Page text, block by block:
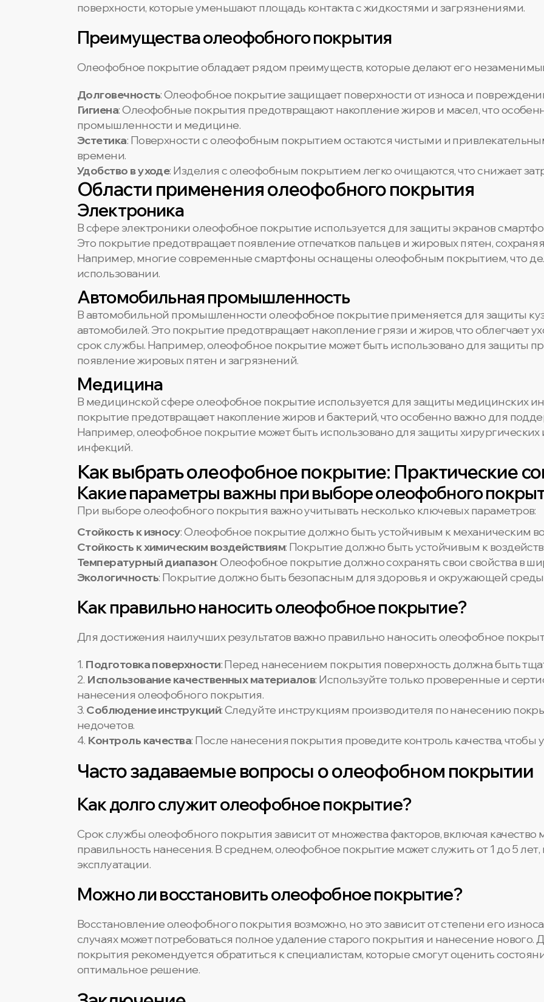
поверхности, которые уменьшают площадь контакта с жидкостями и загрязнениями.
Преимущества олеофобного покрытия
Олеофобное покрытие обладает рядом преимуществ, которые делают его
Долговечность: Олеофобное покрытие защищает поверхности от износа и
Гигиена: Олеофобные покрытия предотвращают накопление жиров и масел, что
промышленности и медицине.
Эстетика: Поверхности с олеофобным покрытием остаются чистыми и
времени.
Удобство в уходе: Изделия с олеофобным покрытием легко очищаются, что снижает
Области применения олеофобного покрытия
Электроника
В сфере электроники олеофобное покрытие используется для защиты экранов
Это покрытие предотвращает появление отпечатков пальцев и жировых пятен,
Например, многие современные смартфоны оснащены олеофобным покрытием, что
использовании.
Автомобильная промышленность
В автомобильной промышленности олеофобное покрытие применяется для защиты
автомобилей. Это покрытие предотвращает накопление грязи и жиров, что облегчает
срок службы. Например, олеофобное покрытие может быть использовано для защиты
появление жировых пятен и загрязнений.
Медицина
В медицинской сфере олеофобное покрытие используется для защиты медицинских
покрытие предотвращает накопление жиров и бактерий, что особенно важно для
Например, олеофобное покрытие может быть использовано для защиты хирургических
инфекций.
Как выбрать олеофобное покрытие: Практические
Какие параметры важны при выборе олеофобного
При выборе олеофобного покрытия важно учитывать несколько ключевых параметров:
Стойкость к износу: Олеофобное покрытие должно быть устойчивым к механическим
Стойкость к химическим воздействиям: Покрытие должно быть устойчивым к
Температурный диапазон: Олеофобное покрытие должно сохранять свои свойства в
Экологичность: Покрытие должно быть безопасным для здоровья и окружающей
Как правильно наносить олеофобное покрытие?
Для достижения наилучших результатов важно правильно наносить олеофобное
1. Подготовка поверхности: Перед нанесением покрытия поверхность должна быть
2. Использование качественных материалов: Используйте только проверенные и
нанесения олеофобного покрытия.
3. Соблюдение инструкций: Следуйте инструкциям производителя по нанесению
недочетов.
4. Контроль качества: После нанесения покрытия проведите контроль качества, чтобы
Часто задаваемые вопросы о олеофобном покрытии
Как долго служит олеофобное покрытие?
Срок службы олеофобного покрытия зависит от множества факторов, включая качество
правильность нанесения. В среднем, олеофобное покрытие может служить от 1 до 5
эксплуатации.
Можно ли восстановить олеофобное покрытие?
Восстановление олеофобного покрытия возможно, но это зависит от степени его
случаях может потребоваться полное удаление старого покрытия и нанесение нового.
покрытия рекомендуется обратиться к специалистам, которые смогут оценить
оптимальное решение.